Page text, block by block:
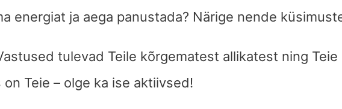
energiat ja aega panustada? Närige nende
tulevad Teile kõrgematest allikatest ning
Teie – olge ka ise aktiivsed!